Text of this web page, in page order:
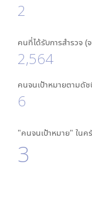
2
คนที่ได้รับการสำรวจ (
2,564
คนจนเป้าหมายตามดั
6
"คนจนเป้าหมาย" ใน
3